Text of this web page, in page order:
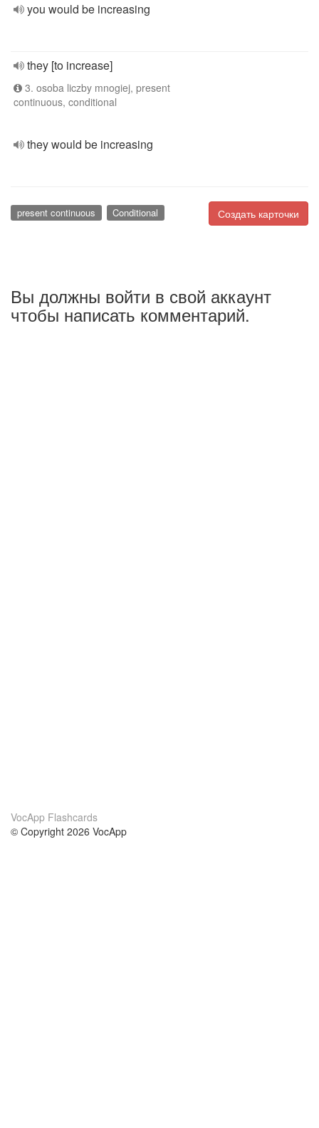
you would be increasing
they [to increase]
3. osoba liczby mnogiej, present
continuous, conditional
they would be increasing
Создать карточки
present continuous Conditional
Вы должны войти в свой аккаунт
чтобы написать комментарий.
VocApp Flashcards
© Copyright 2026 VocApp